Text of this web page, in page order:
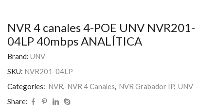
NVR 4 canales 4-POE UNV NVR201-
04LP 40mbps ANALÍTICA
Brand: UNV
SKU: NVR201-04LP
Categories: NVR, NVR 4 Canales, NVR Grabador IP, UNV
Share: